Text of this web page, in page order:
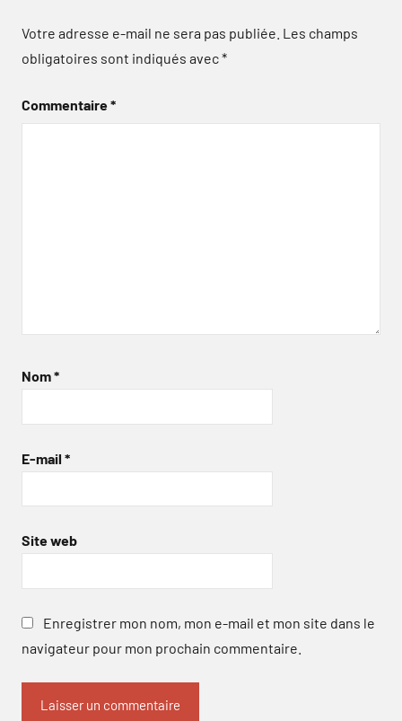
Votre adresse e-mail ne sera pas publiée. Les champs
obligatoires sont indiqués avec*
Commentaire*
Nom*
E-mail *
Site web
Enregistrer mon nom, mon e-mail et mon site dans le
navigateur pour mon prochain commentaire.